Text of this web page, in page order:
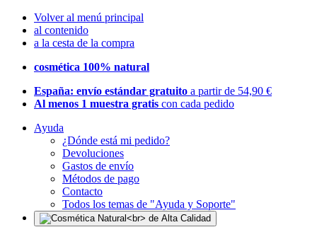
Volver al menú principal
al contenido
a la cesta de la compra
cosmética 100% natural
España: envío estándar gratuito a partir de 54,90 €
Al menos 1 muestra gratis con cada pedido
Ayuda
¿Dónde está mi pedido?
Devoluciones
Gastos de envío
Métodos de pago
Contacto
Todos los temas de "Ayuda y Soporte"